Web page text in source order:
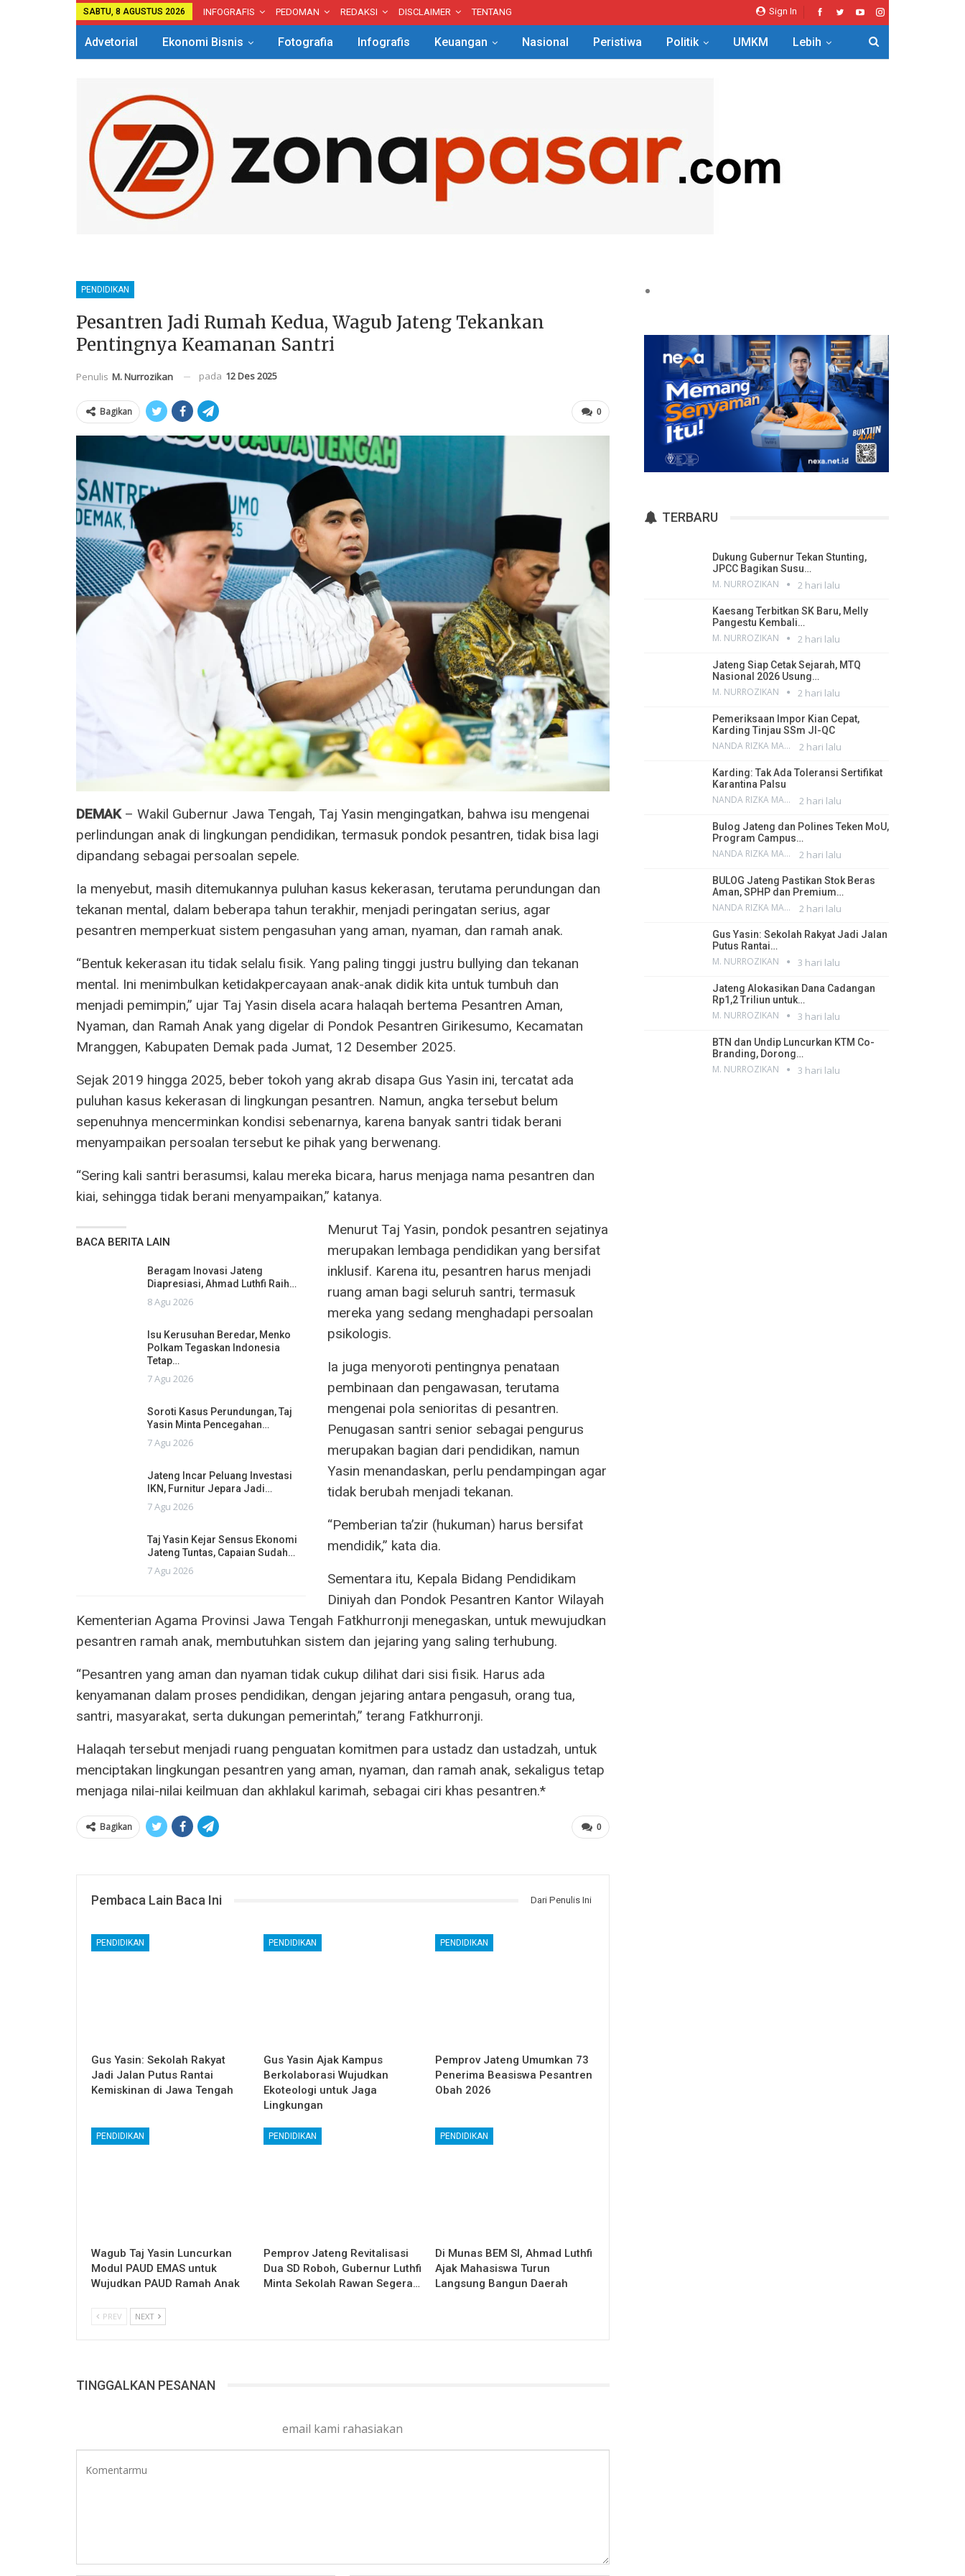
Sign In
SABTU, 8 AGUSTUS 2026 INFOGRAFIS PEDOMAN REDAKSI DISCLAIMER TENTANG
Advetorial Ekonomi Bisnis Fotografia Infografis Keuangan Nasional Peristiwa Politik UMKM Lebih
PENDIDIKAN
Pesantren Jadi Rumah Kedua, Wagub Jateng Tekankan
Pentingnya Keamanan Santri
Penulis M. Nurrozikan pada 12 Des 2025
0
Bagikan
DEMAK– Wakil Gubernur Jawa Tengah, Taj Yasin mengingatkan, bahwa isu mengenai
perlindungan anak di lingkungan pendidikan, termasuk pondok pesantren, tidak bisa lagi
dipandang sebagai persoalan sepele.
Ia menyebut, masih ditemukannya puluhan kasus kekerasan, terutama perundungan dan
tekanan mental, dalam beberapa tahun terakhir, menjadi peringatan serius, agar
pesantren memperkuat sistem pengasuhan yang aman, nyaman, dan ramah anak.
“Bentuk kekerasan itu tidak selalu fisik. Yang paling tinggi justru bullying dan tekanan
mental. Ini menimbulkan ketidakpercayaan anak-anak didik kita untuk tumbuh dan
menjadi pemimpin,” ujar Taj Yasin disela acara halaqah bertema Pesantren Aman,
Nyaman, dan Ramah Anak yang digelar di Pondok Pesantren Girikesumo, Kecamatan
Mranggen, Kabupaten Demak pada Jumat, 12 Desember 2025.
Sejak 2019 hingga 2025, beber tokoh yang akrab disapa Gus Yasin ini, tercatat ada
puluhan kasus kekerasan di lingkungan pesantren. Namun, angka tersebut belum
sepenuhnya mencerminkan kondisi sebenarnya, karena banyak santri tidak berani
menyampaikan persoalan tersebut ke pihak yang berwenang.
“Sering kali santri berasumsi, kalau mereka bicara, harus menjaga nama pesantren dan
kiai, sehingga tidak berani menyampaikan,” katanya.
BACA BERITA LAIN
Beragam Inovasi Jateng
Diapresiasi, Ahmad Luthfi Raih…
8 Agu 2026
Isu Kerusuhan Beredar, Menko
Polkam Tegaskan Indonesia
Tetap…
7 Agu 2026
Soroti Kasus Perundungan, Taj
Yasin Minta Pencegahan…
7 Agu 2026
Jateng Incar Peluang Investasi
IKN, Furnitur Jepara Jadi…
7 Agu 2026
Taj Yasin Kejar Sensus Ekonomi
Jateng Tuntas, Capaian Sudah…
7 Agu 2026
Menurut Taj Yasin, pondok pesantren sejatinya
merupakan lembaga pendidikan yang bersifat
inklusif. Karena itu, pesantren harus menjadi
ruang aman bagi seluruh santri, termasuk
mereka yang sedang menghadapi persoalan
psikologis.
Ia juga menyoroti pentingnya penataan
pembinaan dan pengawasan, terutama
mengenai pola senioritas di pesantren.
Penugasan santri senior sebagai pengurus
merupakan bagian dari pendidikan, namun
Yasin menandaskan, perlu pendampingan agar
tidak berubah menjadi tekanan.
“Pemberian ta’zir (hukuman) harus bersifat
mendidik,” kata dia.
Sementara itu, Kepala Bidang Pendidikam
Diniyah dan Pondok Pesantren Kantor Wilayah
Kementerian Agama Provinsi Jawa Tengah Fatkhurronji menegaskan, untuk mewujudkan
pesantren ramah anak, membutuhkan sistem dan jejaring yang saling terhubung.
“Pesantren yang aman dan nyaman tidak cukup dilihat dari sisi fisik. Harus ada
kenyamanan dalam proses pendidikan, dengan jejaring antara pengasuh, orang tua,
santri, masyarakat, serta dukungan pemerintah,” terang Fatkhurronji.
Halaqah tersebut menjadi ruang penguatan komitmen para ustadz dan ustadzah, untuk
menciptakan lingkungan pesantren yang aman, nyaman, dan ramah anak, sekaligus tetap
menjaga nilai-nilai keilmuan dan akhlakul karimah, sebagai ciri khas pesantren.*
0
Bagikan
Pembaca Lain Baca Ini Dari Penulis Ini
PENDIDIKAN
Gus Yasin: Sekolah Rakyat
Jadi Jalan Putus Rantai
Kemiskinan di Jawa Tengah
PENDIDIKAN
Gus Yasin Ajak Kampus
Berkolaborasi Wujudkan
Ekoteologi untuk Jaga
Lingkungan
PENDIDIKAN
Pemprov Jateng Umumkan 73
Penerima Beasiswa Pesantren
Obah 2026
PENDIDIKAN
Wagub Taj Yasin Luncurkan
Modul PAUD EMAS untuk
Wujudkan PAUD Ramah Anak
PENDIDIKAN
Pemprov Jateng Revitalisasi
Dua SD Roboh, Gubernur Luthfi
Minta Sekolah Rawan Segera…
PENDIDIKAN
Di Munas BEM SI, Ahmad Luthfi
Ajak Mahasiswa Turun
Langsung Bangun Daerah
PREV NEXT
TINGGALKAN PESANAN
email kami rahasiakan
TERBARU
Dukung Gubernur Tekan Stunting,
JPCC Bagikan Susu…
M. NURROZIKAN 2 hari lalu
Kaesang Terbitkan SK Baru, Melly
Pangestu Kembali…
M. NURROZIKAN 2 hari lalu
Jateng Siap Cetak Sejarah, MTQ
Nasional 2026 Usung…
M. NURROZIKAN 2 hari lalu
Pemeriksaan Impor Kian Cepat,
Karding Tinjau SSm JI-QC
NANDA RIZKA MAHENDRA 2 hari lalu
Karding: Tak Ada Toleransi Sertifikat
Karantina Palsu
NANDA RIZKA MAHENDRA 2 hari lalu
Bulog Jateng dan Polines Teken MoU,
Program Campus…
NANDA RIZKA MAHENDRA 2 hari lalu
BULOG Jateng Pastikan Stok Beras
Aman, SPHP dan Premium…
NANDA RIZKA MAHENDRA 2 hari lalu
Gus Yasin: Sekolah Rakyat Jadi Jalan
Putus Rantai…
M. NURROZIKAN 3 hari lalu
Jateng Alokasikan Dana Cadangan
Rp1,2 Triliun untuk…
M. NURROZIKAN 3 hari lalu
BTN dan Undip Luncurkan KTM Co-
Branding, Dorong…
M. NURROZIKAN 3 hari lalu